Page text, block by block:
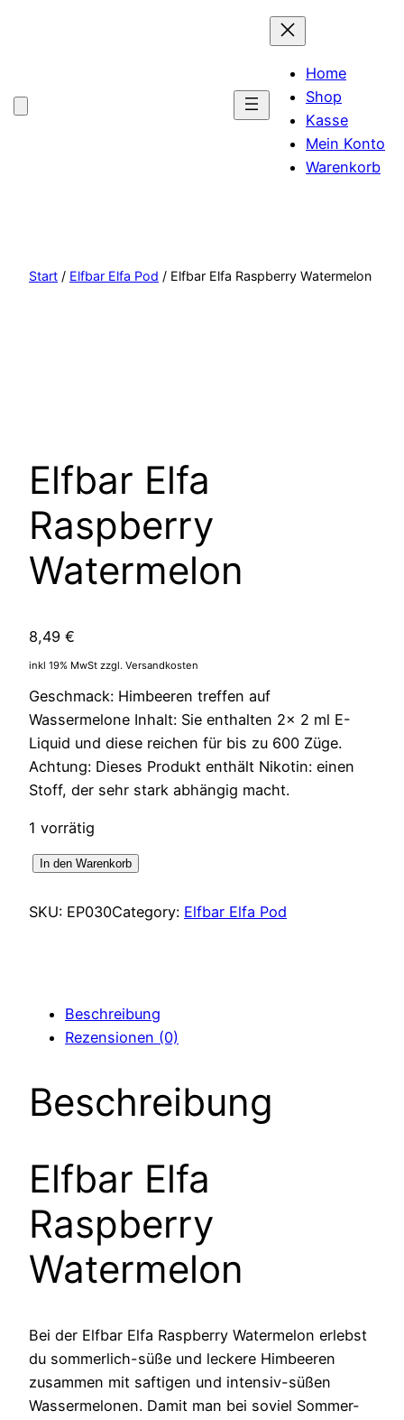
Home
Shop
Kasse
Mein Konto
Warenkorb
Start / Elfbar Elfa Pod / Elfbar Elfa Raspberry Watermelon
Elfbar Elfa
Raspberry
Watermelon
8,49 €
inkl 19% MwSt zzgl. Versandkosten
Geschmack: Himbeeren treffen auf
Wassermelone Inhalt: Sie enthalten 2x 2 ml E-
Liquid und diese reichen für bis zu 600 Züge.
Achtung: Dieses Produkt enthält Nikotin: einen
Stoff, der sehr stark abhängig macht.
1 vorrätig
Elfbar
Raspberry
In den Warenkorb
SKU: EP030Category: Elfbar Elfa Pod
Beschreibung
Rezensionen (0)
Beschreibung
Elfbar Elfa
Raspberry
Watermelon
Bei der Elfbar Elfa Raspberry Watermelon erlebst
du sommerlich-süße und leckere Himbeeren
zusammen mit saftigen und intensiv-süßen
Wassermelonen. Damit man bei soviel Sommer-